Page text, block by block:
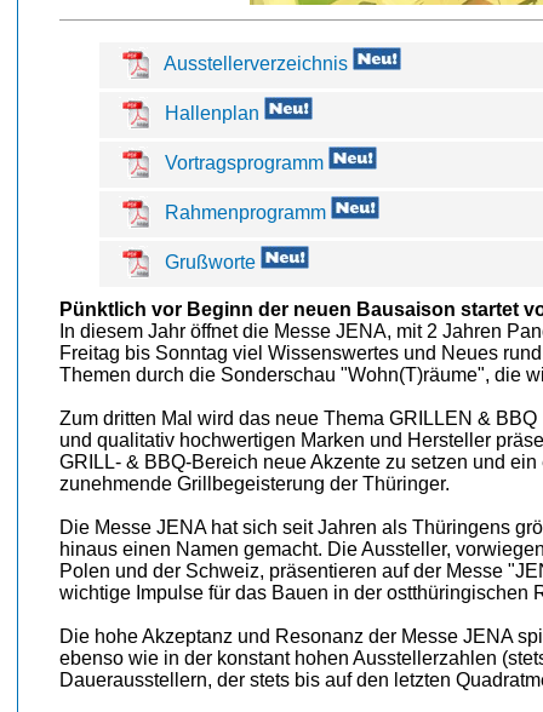
Ausstellerverzeichnis
Hallenplan
Vortragsprogramm
Rahmenprogramm
Grußworte
Pünktlich vor Beginn der neuen Bausaison startet
In diesem Jahr öffnet die Messe JENA, mit 2 Jahren
Freitag bis Sonntag viel Wissenswertes und Neues
Themen durch die Sonderschau "Wohn(T)räume", die
Zum dritten Mal wird das neue Thema GRILLEN &
und qualitativ hochwertigen Marken und Hersteller
GRILL- & BBQ-Bereich neue Akzente zu setzen und
zunehmende Grillbegeisterung der Thüringer.
Die Messe JENA hat sich seit Jahren als Thüringens
hinaus einen Namen gemacht. Die Aussteller,
Polen und der Schweiz, präsentieren auf der Messe
wichtige Impulse für das Bauen in der ostthüringischen
Die hohe Akzeptanz und Resonanz der Messe JENA
ebenso wie in der konstant hohen Ausstellerzahlen
Dauerausstellern, der stets bis auf den letzten